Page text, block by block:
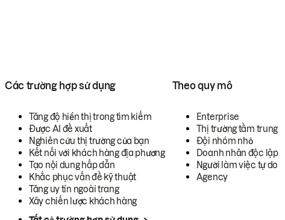
Các trường hợp sử dụng
Tăng độ hiển thị trong tìm kiếm
Được AI đề xuất
Nghiên cứu thị trường của bạn
Kết nối với khách hàng địa phương
Tạo nội dung hấp dẫn
Khắc phục vấn đề kỹ thuật
Tăng uy tín ngoài trang
Xây chiến lược khách hàng
Theo quy mô
Enterprise
Thị trường tầm trung
Đội nhóm nhỏ
Doanh nhân độc lập
Người làm việc tự do
Agency